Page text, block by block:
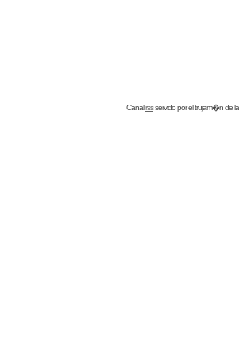
Canalrssservido por eltrujam�nde